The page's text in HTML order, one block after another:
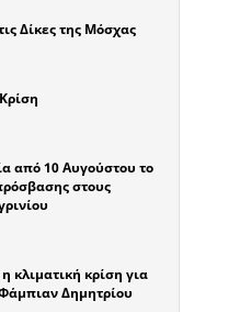
Δίκες της Μόσχας
από 10 Αυγούστου το
στους
κλιματική κρίση για
Δημητρίου